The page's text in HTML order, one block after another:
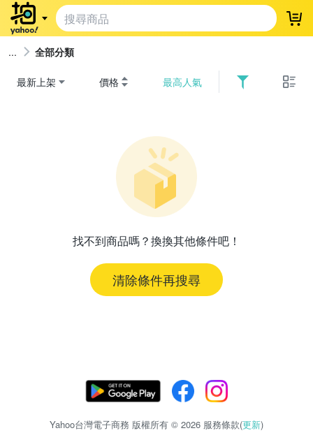
登
全部分類
最新上架 價格 最高人氣
找不到商品嗎？換換其他條件吧！
清除條件再搜尋
Yahoo台灣電子商務 版權所有 © 2026 服務條款(更新)